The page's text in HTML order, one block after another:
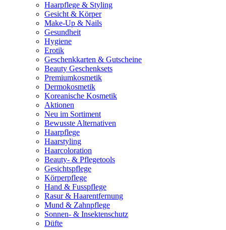
Haarpflege & Styling
Gesicht & Körper
Make-Up & Nails
Gesundheit
Hygiene
Erotik
Geschenkkarten & Gutscheine
Beauty Geschenksets
Premiumkosmetik
Dermokosmetik
Koreanische Kosmetik
Aktionen
Neu im Sortiment
Bewusste Alternativen
Haarpflege
Haarstyling
Haarcoloration
Beauty- & Pflegetools
Gesichtspflege
Körperpflege
Hand & Fusspflege
Rasur & Haarentfernung
Mund & Zahnpflege
Sonnen- & Insektenschutz
Düfte